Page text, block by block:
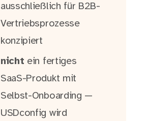
ausschließlich für B2B-
Vertriebsprozesse
konzipiert
nicht ein fertiges
SaaS-Produkt mit
Selbst-Onboarding —
USDconfig wird